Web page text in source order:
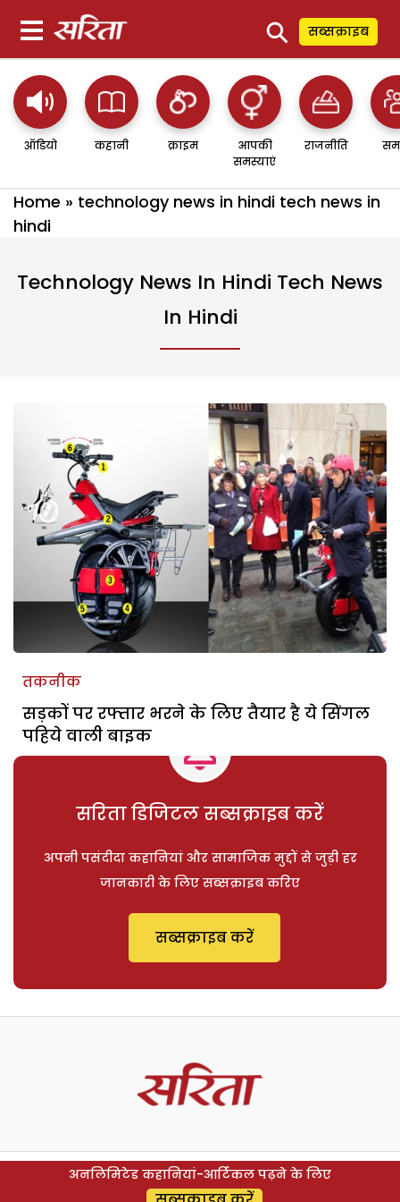
⚲ सब्सक्राइब
ऑडियो कहानी क्राइम
आपकी
समस्याएं
राजनीति
Home » technology news in hindi tech news in
hindi
Technology News In Hindi Tech News
In Hindi
तकनीक
सड़कों पर रफ्तार भरने के लिए तैयार है ये सिंगल
पहिये वाली बाइक
सरिता डिजिटल सब्सक्राइब करें
अपनी पसंदीदा कहानियां और सामाजिक मुद्दों से जुड़ी हर
जानकारी के लिए सब्सक्राइब करिए
सब्सक्राइब करें
अनलिमिटेड कहानियां-आर्टिकल पढ़ने के लिए